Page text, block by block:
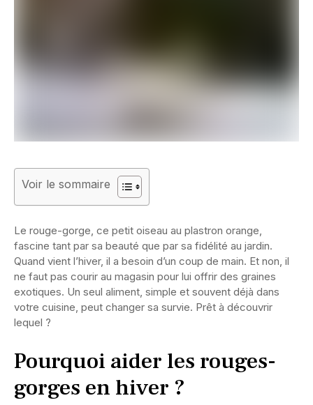
Voir le sommaire
Le rouge-gorge, ce petit oiseau au plastron orange,
fascine tant par sa beauté que par sa fidélité au jardin.
Quand vient l’hiver, il a besoin d’un coup de main. Et non, il
ne faut pas courir au magasin pour lui offrir des graines
exotiques. Un seul aliment, simple et souvent déjà dans
votre cuisine, peut changer sa survie. Prêt à découvrir
lequel ?
Pourquoi aider les rouges-
gorges en hiver ?